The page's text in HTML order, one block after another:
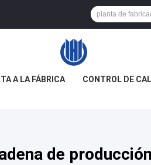
A LA FÁBRICA CONTROL DE
de